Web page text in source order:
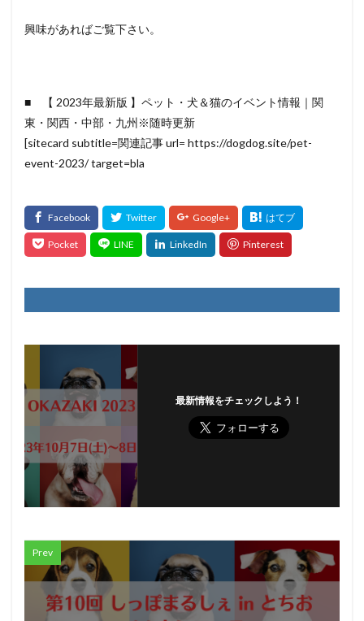
興味があればご覧下さい。
■ 【 2023年最新版 】ペット・犬＆猫のイベント情報｜関
東・関西・中部・九州※随時更新
[sitecard subtitle=関連記事 url= https://dogdog.site/pet-
event-2023/ target=bla
最新情報をチェックしよう！
Prev